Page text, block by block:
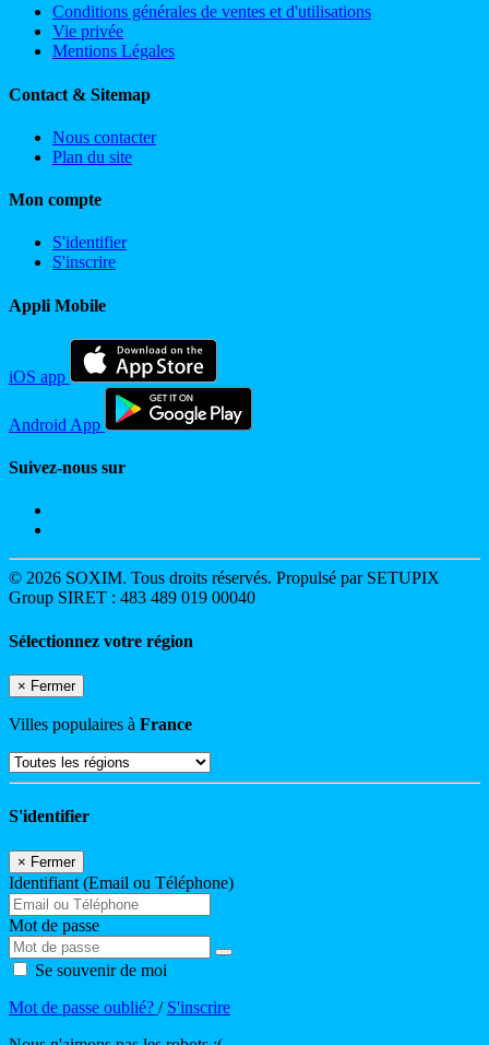
Conditions générales de ventes et d'utilisations
Vie privée
Mentions Légales
Contact & Sitemap
Nous contacter
Plan du site
Mon compte
S'identifier
S'inscrire
Appli Mobile
iOS app
Android App
Suivez-nous sur
© 2026 SOXIM. Tous droits réservés. Propulsé par SETUPIX
Group SIRET : 483 489 019 00040
Sélectionnez votre région
× Fermer
Villes populaires à France
S'identifier
× Fermer
Identifiant (Email ou Téléphone)
Mot de passe
Se souvenir de moi
Mot de passe oublié? / S'inscrire